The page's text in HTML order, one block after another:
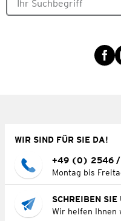
WIR SIND FÜR SIE DA!
+49 (0) 2546 /
Montag bis
SCHREIBEN SIE
Wir helfen Ihnen